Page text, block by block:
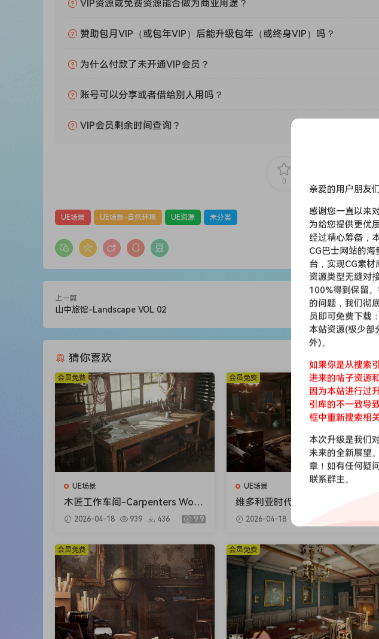
VIP资源或免费资源能否做为商业用途？
赞助包月VIP（或包年VIP）后能升级包年（或终身VIP）吗？
为什么付款了未开通VIP会员？
账号可以分享或者借给别人用吗？
VIP会员剩余时间查询？
0
UE场景 UE场景-自然环境 UE资源 未分类
上一篇
山中旅馆-Landscape VOL 02
猜你喜欢
UE场景
木匠工作车间-Carpenters Work
shop2026-04-18 939 436 9.9
会员免费
UE场景
维多利亚时代室内建筑-Victorian
Interiors
2026-04-18
会员免费
会员免费 会员免费
亲爱的用户朋友
感谢您一直以来
为给您提供更优
经过精心筹备，
CG巴士网站的
台，实现CG素
资源类型无缝对
100%得到保留
的问题，我们彻
员即可免费下载
本站资源(极少部
外)。
如果你是从搜索
进来的帖子资源
因为本站进行过
引库的不一致导
框中重新搜索相
本次升级是我们
未来的全新展望
章！如有任何疑
联系群主。